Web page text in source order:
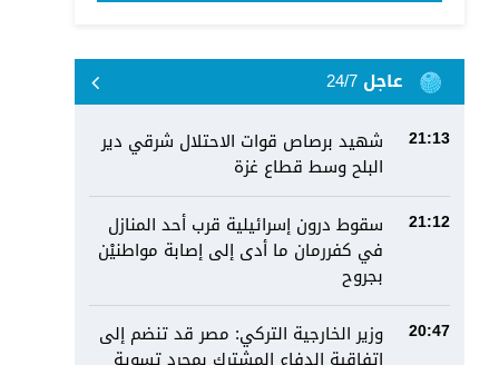
عاجل 24/7
21:13
شهيد برصاص قوات الاحتلال شرقي دير
البلح وسط قطاع غزة
21:12
سقوط درون إسرائيلية قرب أحد المنازل
في كفررمان ما أدى إلى إصابة مواطنيْن
بجروح
20:47
وزير الخارجية التركي: مصر قد تنضم إلى